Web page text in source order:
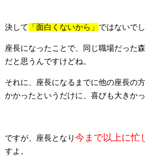
決して 「面白くないから」 ではないでし
座長になったことで、同じ職場だった
だと思うんですけどね。
それに、座長になるまでに他の座長の
かかったというだけに、喜びも大きか
ですが、座長となり 今まで以上に忙
すよ。